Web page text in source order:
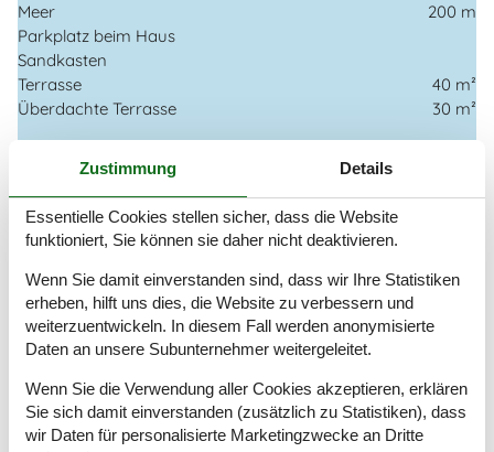
Meer
200 m
Parkplatz beim Haus
Sandkasten
Terrasse
40 m²
Überdachte Terrasse
30 m²
Anzahl Erwachsene inkl. 4-11 Jahre
Anzahl Kinder (0-3 Jahre)
1
Baujahr
Bebaute Fläche
Ferienhaus
Gefrierkapazität (Anzahl Liter)
Hochstuhl
Holzofen
Waschmaschine
Wärmepumpe
Zustimmung Details
Essentielle Cookies stellen sicher, dass die Website
funktioniert, Sie können sie daher nicht deaktivieren.
Wenn Sie damit einverstanden sind, dass wir Ihre Statistiken
erheben, hilft uns dies, die Website zu verbessern und
weiterzuentwickeln. In diesem Fall werden anonymisierte
Daten an unsere Subunternehmer weitergeleitet.
Wenn Sie die Verwendung aller Cookies akzeptieren, erklären
Sie sich damit einverstanden (zusätzlich zu Statistiken), dass
wir Daten für personalisierte Marketingzwecke an Dritte